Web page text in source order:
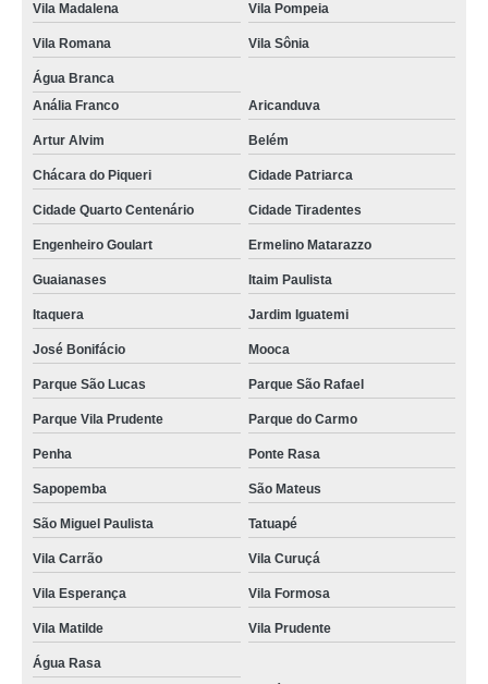
Vila Madalena Vila Pompeia
Vila Romana Vila Sônia
Água Branca
Anália Franco
Aricanduva
Artur Alvim Belém
Chácara do Piqueri Cidade Patriarca
Cidade Quarto Centenário Cidade Tiradentes
Engenheiro Goulart Ermelino Matarazzo
Guaianases Itaim Paulista
Itaquera Jardim Iguatemi
José Bonifácio Mooca
Parque São Lucas Parque São Rafael
Parque Vila Prudente Parque do Carmo
Penha Ponte Rasa
Sapopemba São Mateus
São Miguel Paulista Tatuapé
Vila Carrão Vila Curuçá
Vila Esperança Vila Formosa
Vila Matilde Vila Prudente
Água Rasa